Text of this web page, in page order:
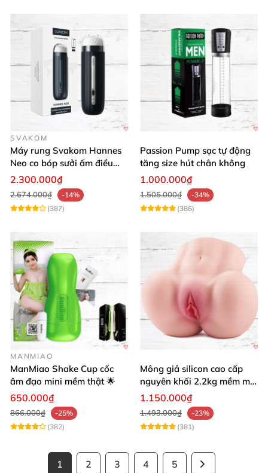
SVAKOM
Máy rung Svakom Hannes
Neo co bóp sưởi ấm điều
khiển app
2.300.000₫
2.674.000₫
-14%
(387)
Passion Pump sạc tự động
tăng size hút chân không
1.000.000₫
1.505.000₫
-34%
(386)
MANMIAO
ManMiao Shake Cup cốc
âm đạo mini mềm thật 🌟
650.000₫
866.000₫
-25%
(382)
Mông giả silicon cao cấp
nguyên khối 2.2kg mềm mại
khít bóp cực thật
1.150.000₫
1.493.000₫
-23%
(381)
1 2 3 4 5